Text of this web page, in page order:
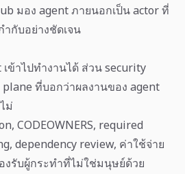
มอง agent ภายนอกเป็น actor ที่
กับอย่างชัดเจน
ข้าไปทำงานได้ ส่วน security
ที่บอกว่าผลงานของ agent
ม่
CODEOWNERS, required
dependency review, ค่าใช้จ่าย
งรับผู้กระทำที่ไม่ใช่มนุษย์ด้วย